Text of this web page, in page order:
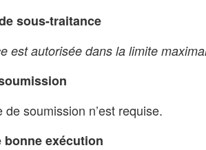
sous-traitance
est autorisée dans la limite
soumission n’est requise.
bonne exécution